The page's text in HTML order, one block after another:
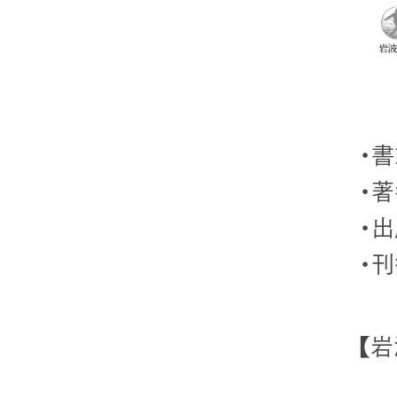
・
・
・
・
【